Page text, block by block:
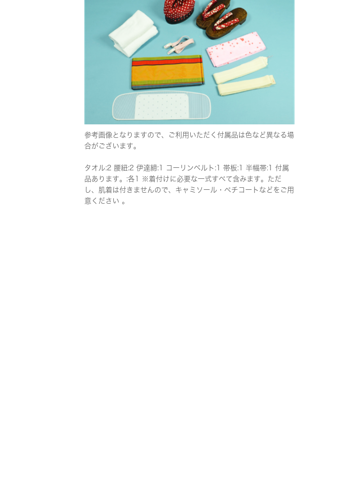
参考画像となりますので、ご利用いただく付属品は色など異なる場
合がございます。
タオル:2 腰紐:2 伊達締:1 コーリンベルト:1 帯板:1 半幅帯:1 付属
品あります。:各1 ※着付けに必要な一式すべて含みます。ただ
し、肌着は付きませんので、キャミソール・ペチコートなどをご用
意ください 。